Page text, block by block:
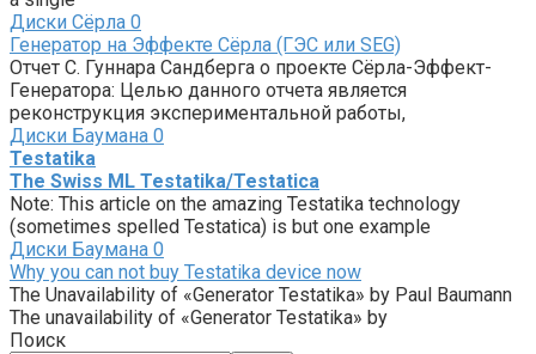
Диски Сёрла 0
Генератор на Эффекте Сёрла (ГЭС или SEG)
Отчет С. Гуннара Сандберга о проекте Сёрла-Эффект-
Генератора: Целью данного отчета является
реконструкция экспериментальной работы,
Диски Баумана 0
Testatika
The Swiss ML Testatika/Testatica
Note: This article on the amazing Testatika technology
(sometimes spelled Testatica) is but one example
Диски Баумана 0
Why you can not buy Testatika device now
The Unavailability of «Generator Testatika» by Paul Baumann
The unavailability of «Generator Testatika» by
Поиск